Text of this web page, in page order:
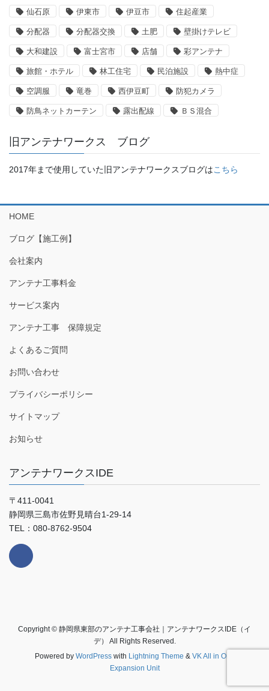
仙石原 伊東市 伊豆市 住起産業
分配器 分配器交換 土肥 壁掛けテレビ
大和建設 富士宮市 店舗 彩アンテナ
旅館・ホテル 林工住宅 民泊施設 熱中症
空調服 竜巻 西伊豆町 防犯カメラ
防鳥ネットカーテン 露出配線 ＢＳ混合
旧アンテナワークス ブログ
2017年まで使用していた旧アンテナワークスブログはこちら
HOME
ブログ【施工例】
会社案内
アンテナ工事料金
サービス案内
アンテナ工事 保障規定
よくあるご質問
お問い合わせ
プライバシーポリシー
サイトマップ
お知らせ
アンテナワークスIDE
〒411-0041
静岡県三島市佐野見晴台1-29-14
TEL：080-8762-9504
Copyright © 静岡県東部のアンテナ工事会社｜アンテナワークスIDE（イ
デ） All Rights Reserved.
Powered by WordPresswith Lightning Theme & VK All in One
Expansion Unit